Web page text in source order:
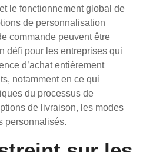
le fonctionnement global de
de personnalisation
commande peuvent être
défi pour les entreprises qui
d’achat entièrement
notamment en ce qui
du processus de
de livraison, les modes
personnalisés.